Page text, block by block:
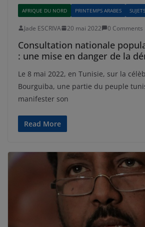
AFRIQUE DU NORD PRINTEMPS ARABES
Jade ESCRIVA 20 mai 2022 0 Comments
Consultation nationale
: une mise en danger de la
Le 8 mai 2022, en Tunisie, sur la
Bourguiba, une partie du peuple
manifester son
Read More